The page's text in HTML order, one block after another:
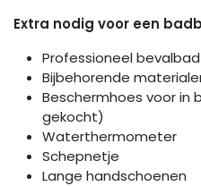
Extra nodig voor een
Professioneel bevalbad
Bijbehorende
Beschermhoes voor in
gekocht)
Waterthermometer
Schepnetje
Lange handschoenen